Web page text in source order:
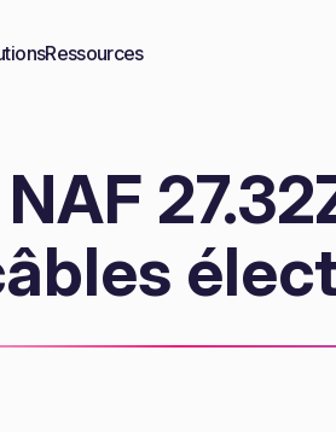
Ressources